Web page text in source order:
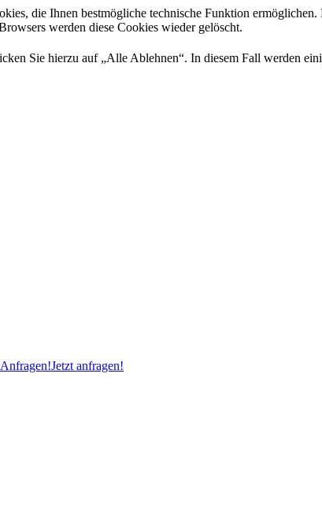
die Ihnen bestmögliche technische Funktion
werden diese Cookies wieder gelöscht.
Sie hierzu auf „Alle Ablehnen“. In diesem Fall werden
Anfragen!Jetzt anfragen!